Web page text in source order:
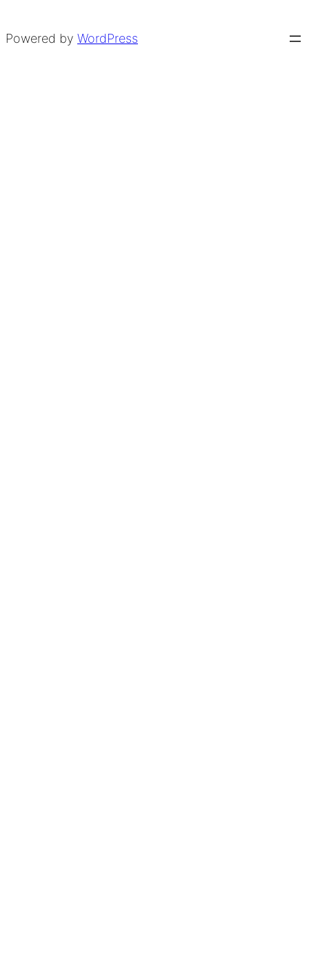
Powered by WordPress